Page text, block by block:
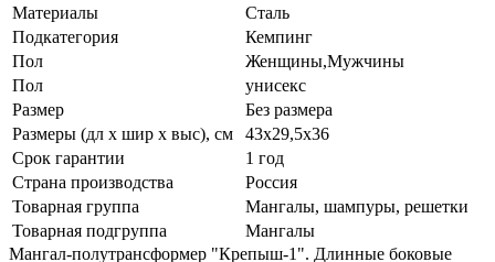
Материалы
Сталь
Подкатегория
Кемпинг
Пол
Женщины,Мужчины
Пол
унисекс
Размер
Без размера
Размеры (дл х шир х выс), см
43х29,5х36
Срок гарантии
1 год
Страна производства
Россия
Товарная группа
Мангалы, шампуры, решетки
Товарная подгруппа
Мангалы
Мангал-полутрансформер "Крепыш-1". Длинные боковые